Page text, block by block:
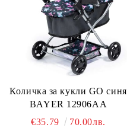
Количка за кукли GO синя
BAYER 12906AA
€35.79
70.00лв.